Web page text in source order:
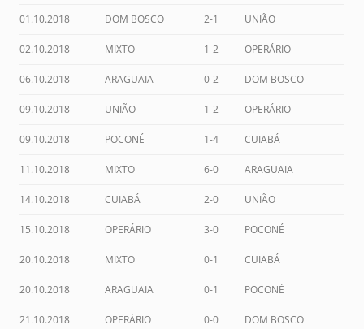
01.10.2018 DOM BOSCO 2-1 UNIÃO
02.10.2018 MIXTO 1-2 OPERÁRIO
06.10.2018 ARAGUAIA 0-2 DOM BOSCO
09.10.2018 UNIÃO 1-2 OPERÁRIO
09.10.2018 POCONÉ 1-4 CUIABÁ
11.10.2018 MIXTO 6-0 ARAGUAIA
14.10.2018 CUIABÁ 2-0 UNIÃO
15.10.2018 OPERÁRIO 3-0 POCONÉ
20.10.2018 MIXTO 0-1 CUIABÁ
20.10.2018 ARAGUAIA 0-1 POCONÉ
21.10.2018 OPERÁRIO 0-0 DOM BOSCO